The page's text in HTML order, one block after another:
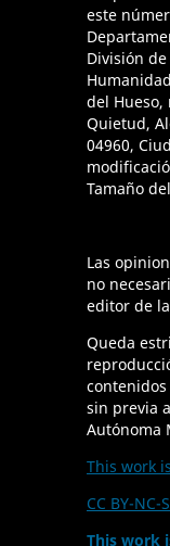
este
División de
del Hueso,
Quietud,
04960,
Tamaño
Las
no
editor de
Queda
sin previa
Autónoma
This work
CC BY-NC-
This work